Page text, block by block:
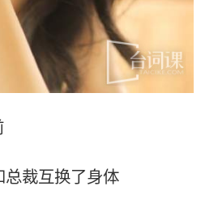
裁互换了身体